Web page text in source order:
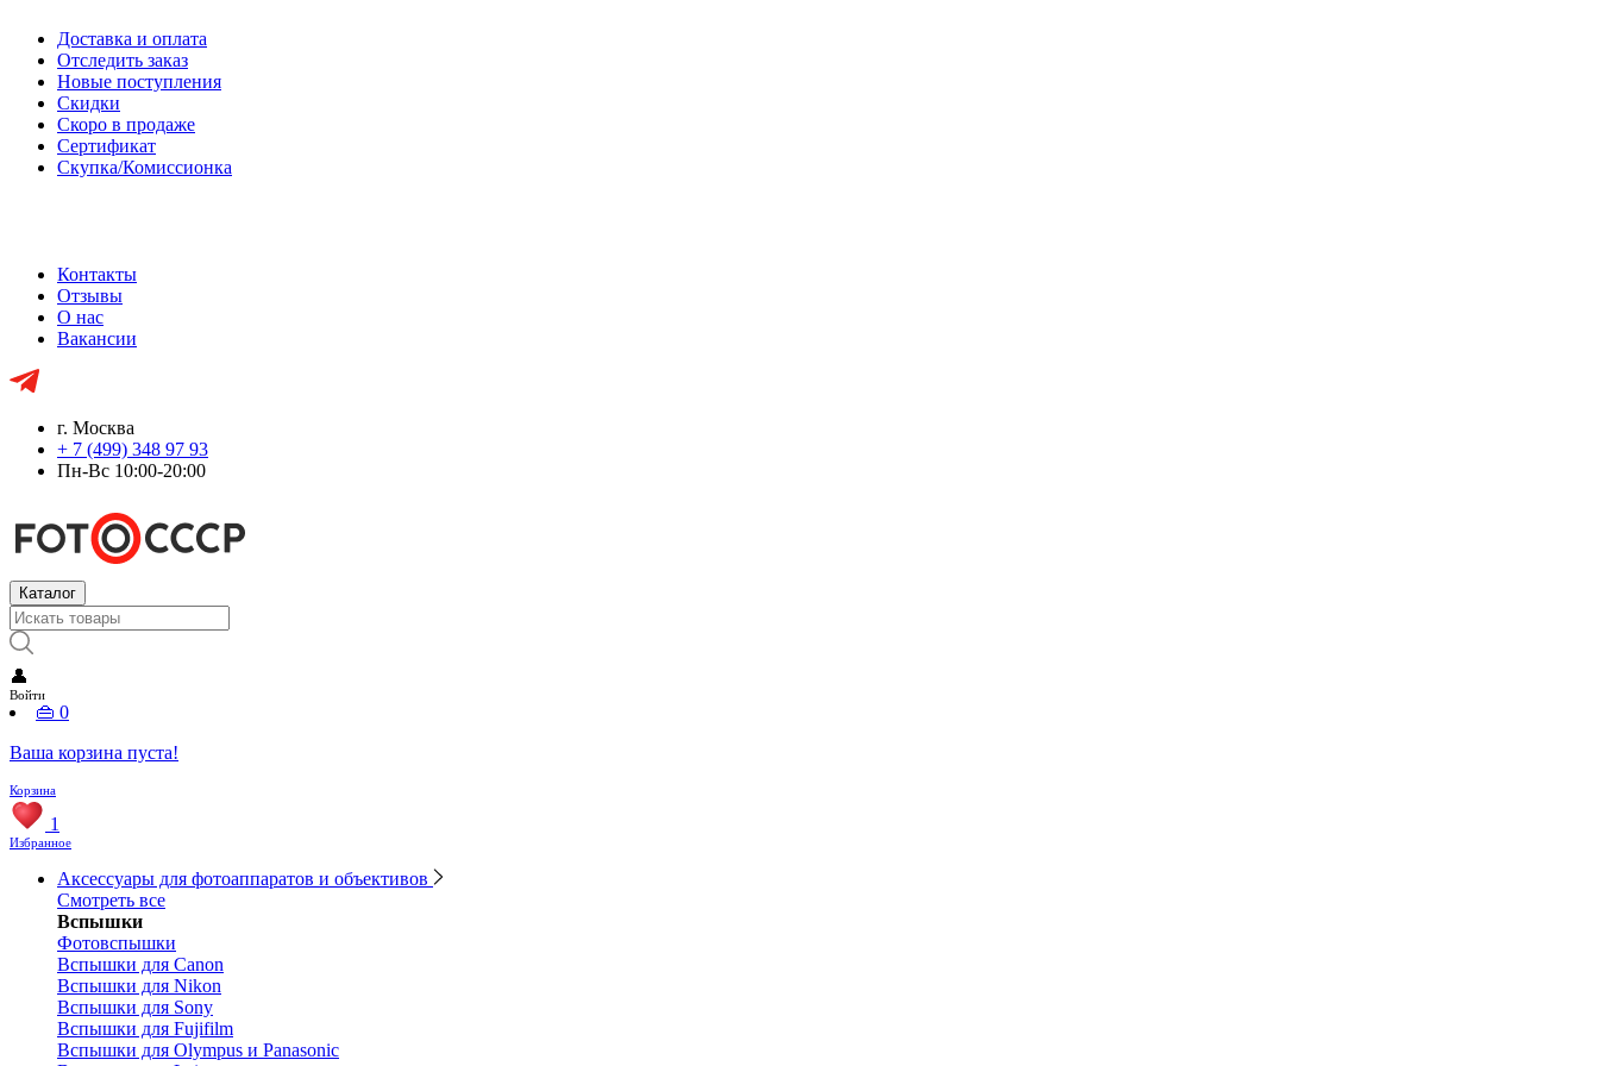
Доставка и оплата
Отследить заказ
Новые поступления
Скидки
Скоро в продаже
Сертификат
Скупка/Комиссионка
Контакты
Отзывы
О нас
Вакансии
г. Москва
+ 7 (499) 348 97 93
Пн-Вс 10:00-20:00
Каталог
👤
Войти
👜 0
Ваша корзина пуста!
Корзина
1
Избранное
Аксессуары для фотоаппаратов и объективов
Смотреть все
Вспышки
Фотовспышки
Вспышки для Canon
Вспышки для Nikon
Вспышки для Sony
Вспышки для Fujifilm
Вспышки для Olympus и Panasonic